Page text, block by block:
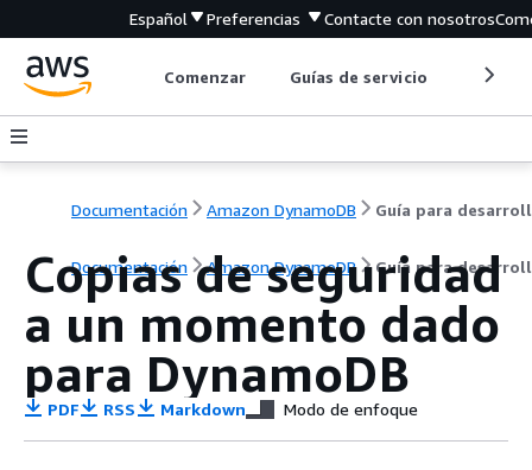
Español Preferencias Contacte con nosotros
Comenzar Guías de servicio
Documentación Amazon DynamoDB
Documentación Amazon DynamoDB Guía para
Copias de seguridad
a un momento dado
para DynamoDB
PDF RSS Markdown Modo de enfoque